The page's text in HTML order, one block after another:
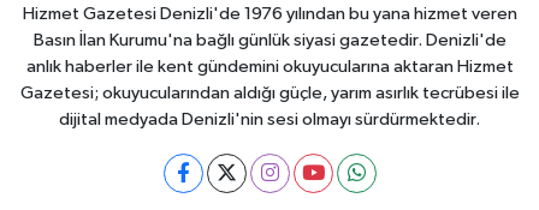
Hizmet Gazetesi Denizli'de 1976 yılından bu yana hizmet veren
Basın İlan Kurumu'na bağlı günlük siyasi gazetedir. Denizli'de
anlık haberler ile kent gündemini okuyucularına aktaran Hizmet
Gazetesi; okuyucularından aldığı güçle, yarım asırlık tecrübesi ile
dijital medyada Denizli'nin sesi olmayı sürdürmektedir.